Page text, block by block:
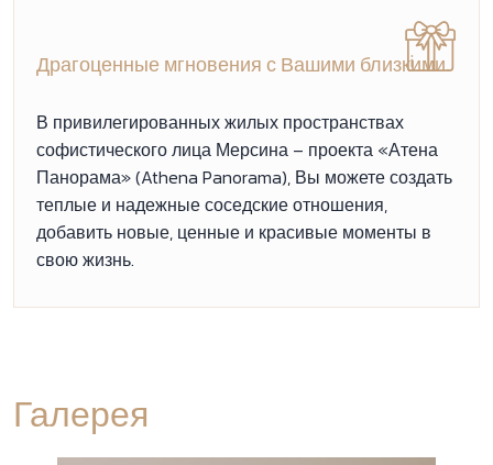
Драгоценные мгновения с Вашими близкими.
В привилегированных жилых пространствах
софистического лица Мерсина – проекта «Атена
Панорама» (Athena Panorama), Вы можете создать
теплые и надежные соседские отношения,
добавить новые, ценные и красивые моменты в
свою жизнь.
Галерея